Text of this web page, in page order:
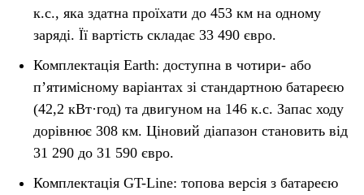
к.с., яка здатна проїхати до 453 км на одному
заряді. Її вартість складає 33 490 євро.
Комплектація Earth: доступна в чотири- або
п’ятимісному варіантах зі стандартною батареєю
(42,2 кВт·год) та двигуном на 146 к.с. Запас ходу
дорівнює 308 км. Ціновий діапазон становить від
31 290 до 31 590 євро.
Комплектація GT-Line: топова версія з батареєю